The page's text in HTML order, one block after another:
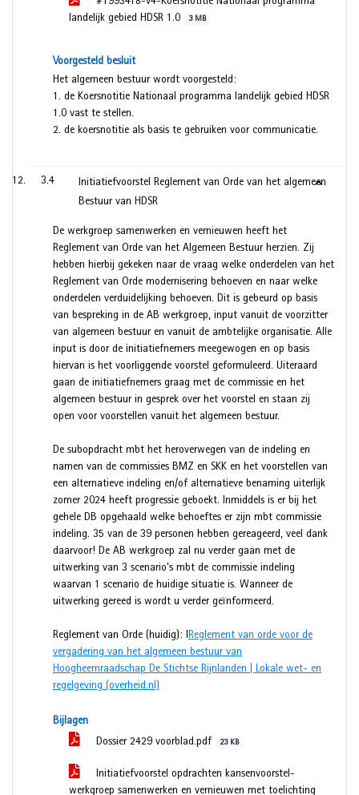
landelijk gebied HDSR 1.0
3 MB
Voorgesteld besluit
Het algemeen bestuur wordt voorgesteld:
1. de Koersnotitie Nationaal programma landelijk gebied HDSR
1.0 vast te stellen.
2. de koersnotitie als basis te gebruiken voor communicatie.
3.4
Initiatiefvoorstel Reglement van Orde van het algemeen
Bestuur van HDSR
De werkgroep samenwerken en vernieuwen heeft het
Reglement van Orde van het Algemeen Bestuur herzien. Zij
hebben hierbij gekeken naar de vraag welke onderdelen van het
Reglement van Orde modernisering behoeven en naar welke
onderdelen verduidelijking behoeven. Dit is gebeurd op basis
van bespreking in de AB werkgroep, input vanuit de voorzitter
van algemeen bestuur en vanuit de ambtelijke organisatie. Alle
input is door de initiatiefnemers meegewogen en op basis
hiervan is het voorliggende voorstel geformuleerd. Uiteraard
gaan de initiatiefnemers graag met de commissie en het
algemeen bestuur in gesprek over het voorstel en staan zij
open voor voorstellen vanuit het algemeen bestuur.
De subopdracht mbt het heroverwegen van de indeling en
namen van de commissies BMZ en SKK en het voorstellen van
een alternatieve indeling en/of alternatieve benaming uiterlijk
zomer 2024 heeft progressie geboekt. Inmiddels is er bij het
gehele DB opgehaald welke behoeftes er zijn mbt commissie
indeling. 35 van de 39 personen hebben gereageerd, veel dank
daarvoor! De AB werkgroep zal nu verder gaan met de
uitwerking van 3 scenario's mbt de commissie indeling
waarvan 1 scenario de huidige situatie is. Wanneer de
uitwerking gereed is wordt u verder geïnformeerd.
Reglement van Orde (huidig): lReglement van orde voor de
vergadering van het algemeen bestuur van
Hoogheemraadschap De Stichtse Rijnlanden | Lokale wet- en
regelgeving (overheid.nl)
Bijlagen
Dossier 2429 voorblad.pdf
23 KB
Initiatiefvoorstel opdrachten kansenvoorstel-
werkgroep samenwerken en vernieuwen met toelichting